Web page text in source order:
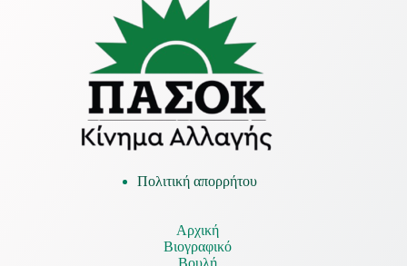
Πολιτική απορρήτου
Αρχική
Βιογραφικό